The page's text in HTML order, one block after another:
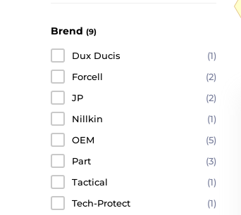
Brend (9)
Dux Ducis
(1)
Forcell
(2)
JP
(2)
Nillkin
(1)
OEM
(5)
Part
(3)
Tactical
(1)
Tech-Protect
(1)